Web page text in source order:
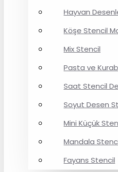
Hayvan
Köşe Stencil
Mix Stencil
Pasta ve
Saat Stencil
Soyut Desen
Mini Küçük
Mandala
Fayans Stencil